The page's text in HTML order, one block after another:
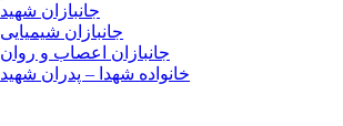
جانبازان شهید
جانبازان شیمیایی
جانبازان اعصاب و روان
خانواده شهدا – پدران شهید